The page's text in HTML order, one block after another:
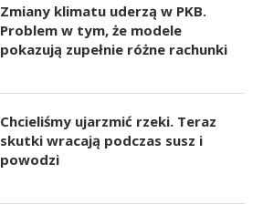
Zmiany klimatu uderzą w PKB.
Problem w tym, że modele
pokazują zupełnie różne rachunki
Chcieliśmy ujarzmić rzeki. Teraz
skutki wracają podczas susz i
powodzi